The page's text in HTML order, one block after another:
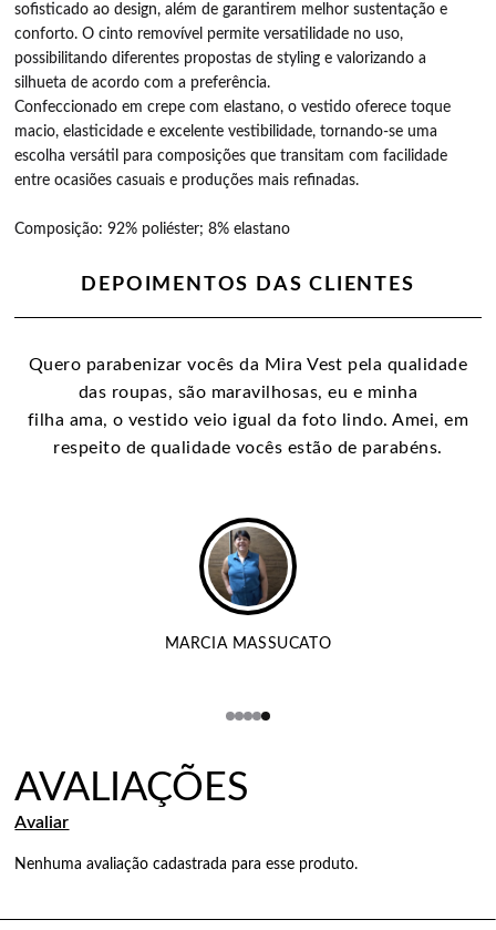
sofisticado ao design, além de garantirem melhor sustentação e
conforto. O cinto removível permite versatilidade no uso,
possibilitando diferentes propostas de styling e valorizando a
silhueta de acordo com a preferência.
Confeccionado em crepe com elastano, o vestido oferece toque
macio, elasticidade e excelente vestibilidade, tornando-se uma
escolha versátil para composições que transitam com facilidade
entre ocasiões casuais e produções mais refinadas.
Composição: 92% poliéster; 8% elastano
DEPOIMENTOS DAS CLIENTES
Quero parabenizar vocês da Mira Vest pela qualidade
das roupas, são maravilhosas, eu e minha
filha ama, o vestido veio igual da foto lindo. Amei, em
respeito de qualidade vocês estão de parabéns.
MARCIA MASSUCATO
Nenhuma avaliação cadastrada para esse produto.